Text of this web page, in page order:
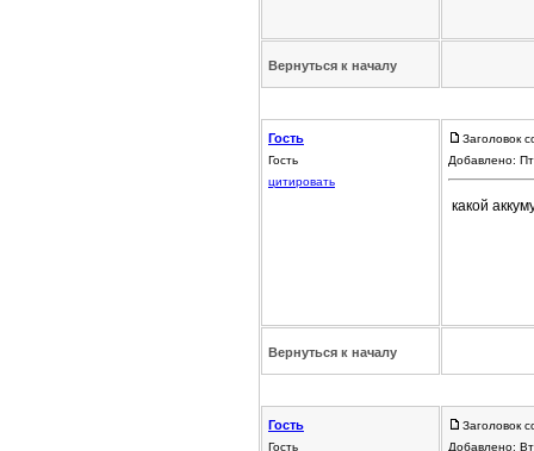
Вернуться к началу
Гость
Гость
цитировать
Заголовок
Добавлено:
какой
Вернуться к началу
Гость
Гость
Заголовок
Добавлено: